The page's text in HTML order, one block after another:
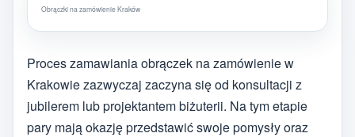
Obrączki na zamówienie Kraków
Proces zamawiania obrączek na zamówienie w
Krakowie zazwyczaj zaczyna się od konsultacji z
jubilerem lub projektantem biżuterii. Na tym etapie
pary mają okazję przedstawić swoje pomysły oraz